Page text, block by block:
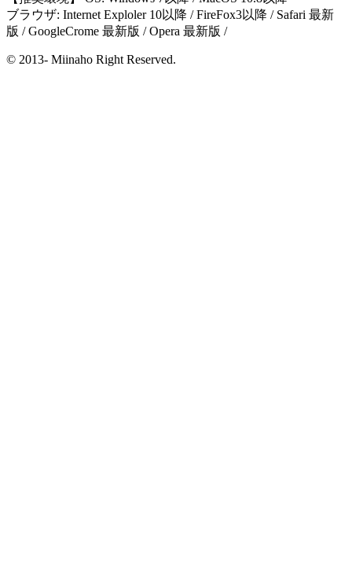
ブラウザ: Internet Exploler 10以降 / FireFox3以降 / Safari 最新
版 / GoogleCrome 最新版 / Opera 最新版 /
© 2013- Miinaho Right Reserved.